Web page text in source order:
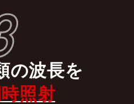
の波長を
時照射